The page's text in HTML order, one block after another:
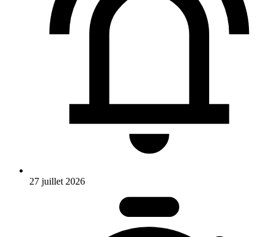
27 juillet 2026